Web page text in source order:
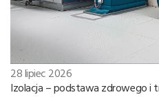
28 lipiec 2026
Izolacja – podstawa zdrowego i